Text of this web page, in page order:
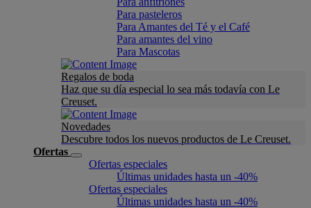
Para pasteleros
Para Amantes del Té y el Café
Para amantes del vino
Para Mascotas
Regalos de boda
Haz que su día especial lo sea más todavía con Le
Creuset.
Novedades
Descubre todos los nuevos productos de Le Creuset.
Ofertas
Ofertas especiales
Últimas unidades hasta un -40%
Ofertas especiales
Últimas unidades hasta un -40%